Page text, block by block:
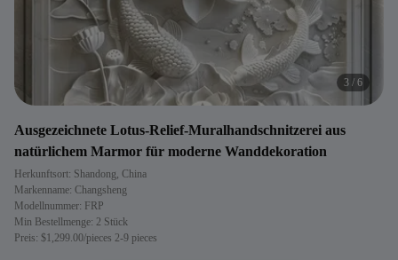
3 / 6
Ausgezeichnete Lotus-Relief-Muralhandschnitzerei aus
natürlichem Marmor für moderne Wanddekoration
Herkunftsort: Shandong, China
Markenname: Changsheng
Modellnummer: FRP
Min Bestellmenge: 2 Stück
Preis: $1,299.00/pieces 2-9 pieces